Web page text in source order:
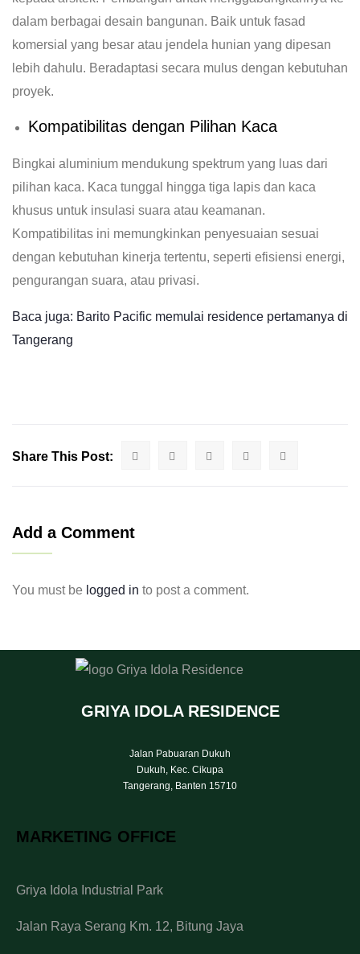
dalam berbagai desain bangunan. Baik untuk fasad
komersial yang besar atau jendela hunian yang dipesan
lebih dahulu. Beradaptasi secara mulus dengan kebutuhan
proyek.
Kompatibilitas dengan Pilihan Kaca
Bingkai aluminium mendukung spektrum yang luas dari
pilihan kaca. Kaca tunggal hingga tiga lapis dan kaca
khusus untuk insulasi suara atau keamanan.
Kompatibilitas ini memungkinkan penyesuaian sesuai
dengan kebutuhan kinerja tertentu, seperti efisiensi energi,
pengurangan suara, atau privasi.
Baca juga: Barito Pacific memulai residence pertamanya di
Tangerang
Share This Post:
Add a Comment
You must be logged in to post a comment.
GRIYA IDOLA RESIDENCE
Jalan Pabuaran Dukuh
Dukuh, Kec. Cikupa
Tangerang, Banten 15710
MARKETING OFFICE
Griya Idola Industrial Park
Jalan Raya Serang Km. 12, Bitung Jaya